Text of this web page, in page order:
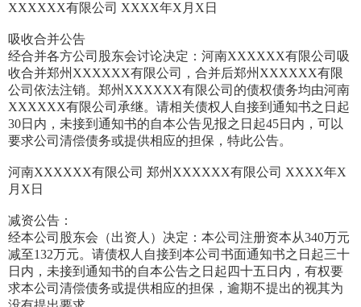
XXXXXX有限公司 XXXX年X月X日
吸收合并公告
经合并各方公司股东会讨论决定：河南XXXXXX有限公司吸
收合并郑州XXXXXX有限公司，合并后郑州XXXXXX有限
公司依法注销。郑州XXXXXX有限公司的债权债务均由河南
XXXXXX有限公司承继。请相关债权人自接到通知书之日起
30日内，未接到通知书的自本公告见报之日起45日内，可以
要求公司清偿债务或提供相应的担保，特此公告。
河南XXXXXX有限公司 郑州XXXXXX有限公司 XXXX年X
月X日
减资公告：
经本公司股东会（出资人）决定：本公司注册资本从340万元
减至132万元。请债权人自接到本公司书面通知书之日起三十
日内，未接到通知书的自本公告之日起四十五日内，有权要
求本公司清偿债务或提供相应的担保，逾期不提出的视其为